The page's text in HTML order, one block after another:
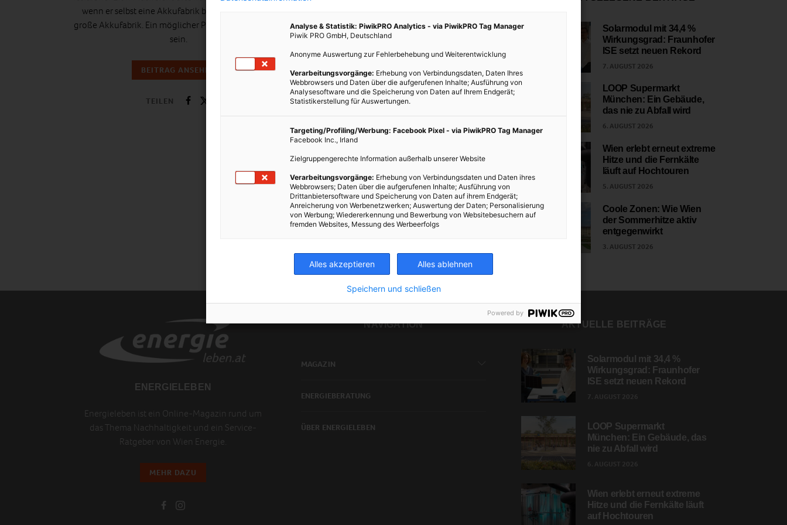
wenn er selbst eine Akkufabrik baut und zwar eine
große Akkufabrik. Ein möglicher Partner könnte Apple
sein.
BEITRAG ANSEHEN
TEILEN
Solarmodul mit 34,4 %
Wirkungsgrad: Fraunhofer
ISE setzt neuen Rekord
7. AUGUST 2026
LOOP Supermarkt
München: Ein Gebäude,
das nie zu Abfall wird
6. AUGUST 2026
Wien erlebt erneut extreme
Hitze und die Fernkälte
läuft auf Hochtouren
5. AUGUST 2026
Coole Zonen: Wie Wien
der Sommerhitze aktiv
entgegenwirkt
3. AUGUST 2026
ENERGIELEBEN
Energieleben ist ein Online-Magazin rund um
das Thema Nachhaltigkeit und ein Service-
Ratgeber von Wien Energie.
MEHR DAZU
NAVIGATION
MAGAZIN
ENERGIEBERATUNG
ÜBER ENERGIELEBEN
AKTUELLE BEITRÄGE
Solarmodul mit 34,4 %
Wirkungsgrad: Fraunhofer
ISE setzt neuen Rekord
LOOP Supermarkt
München: Ein Gebäude, das
nie zu Abfall wird
Wien erlebt erneut extreme
Hitze und die Fernkälte läuft
auf Hochtouren
Analyse & Statistik: PiwikPRO Analytics - via PiwikPRO Tag Manager
Piwik PRO GmbH, Deutschland
Anonyme Auswertung zur Fehlerbehebung und Weiterentwicklung
Verarbeitungsvorgänge: Erhebung von Verbindungsdaten, Daten Ihres
Webbrowsers und Daten über die aufgerufenen Inhalte; Ausführung von
Analysesoftware und die Speicherung von Daten auf Ihrem Endgerät;
Statistikerstellung für Auswertungen.
Targeting/Profiling/Werbung: Facebook Pixel - via PiwikPRO Tag Manager
Facebook Inc., Irland
Zielgruppengerechte Information außerhalb unserer Website
Verarbeitungsvorgänge: Erhebung von Verbindungsdaten und Daten ihres
Webbrowsers; Daten über die aufgerufenen Inhalte; Ausführung von
Drittanbietersoftware und Speicherung von Daten auf ihrem Endgerät;
Anreicherung von Werbenetzwerken; Auswertung der Daten; Personalisierung
von Werbung; Wiedererkennung und Bewerbung von Websitebesuchern auf
fremden Websites, Messung des Werbeerfolgs
Alles akzeptieren Alles ablehnen
Speichern und schließen
Powered by